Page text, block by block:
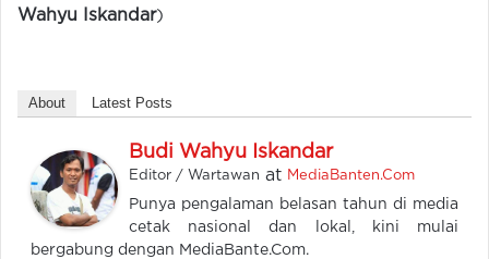
Wahyu Iskandar)
About Latest Posts
Budi Wahyu Iskandar
Editor / Wartawan at MediaBanten.Com
Punya pengalaman belasan tahun di media
cetak nasional dan lokal, kini mulai
bergabung dengan MediaBante.Com.